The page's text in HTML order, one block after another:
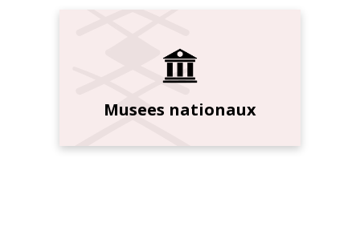
Musees nationaux